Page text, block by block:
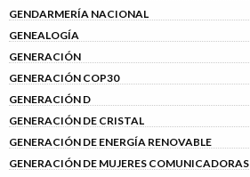
GENDARMERÍA NACIONAL
GENEALOGÍA
GENERACIÓN
GENERACIÓN COP30
GENERACIÓN D
GENERACIÓN DE CRISTAL
GENERACIÓN DE ENERGÍA RENOVABLE
GENERACIÓN DE MUJERES COMUNICADORAS